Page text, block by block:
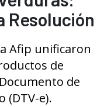
Resolución
Afip unificaron
de
de
(DTV-e).